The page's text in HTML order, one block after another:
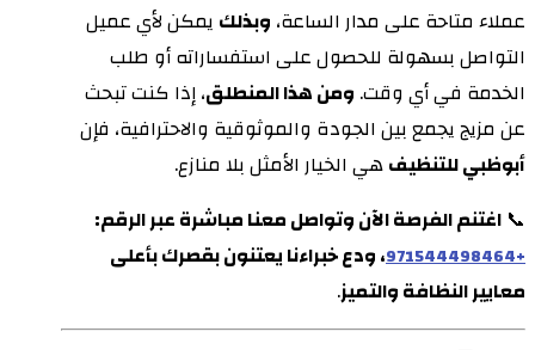
عملاء متاحة على مدار الساعة، وبذلك يمكن لأي عميل
التواصل بسهولة للحصول على استفساراته أو طلب
الخدمة في أي وقت. ومن هذا المنطلق، إذا كنت تبحث
عن مزيج يجمع بين الجودة والموثوقية والاحترافية، فإن
أبوظبي للتنظيفهي الخيار الأمثل بلا منازع.
📞 اغتنم الفرصة الآن وتواصل معنا مباشرة عبر الرقم:
+971544498464
، ودع خبراءنا يعتنون بقصرك بأعلى
معايير النظافة والتميز.